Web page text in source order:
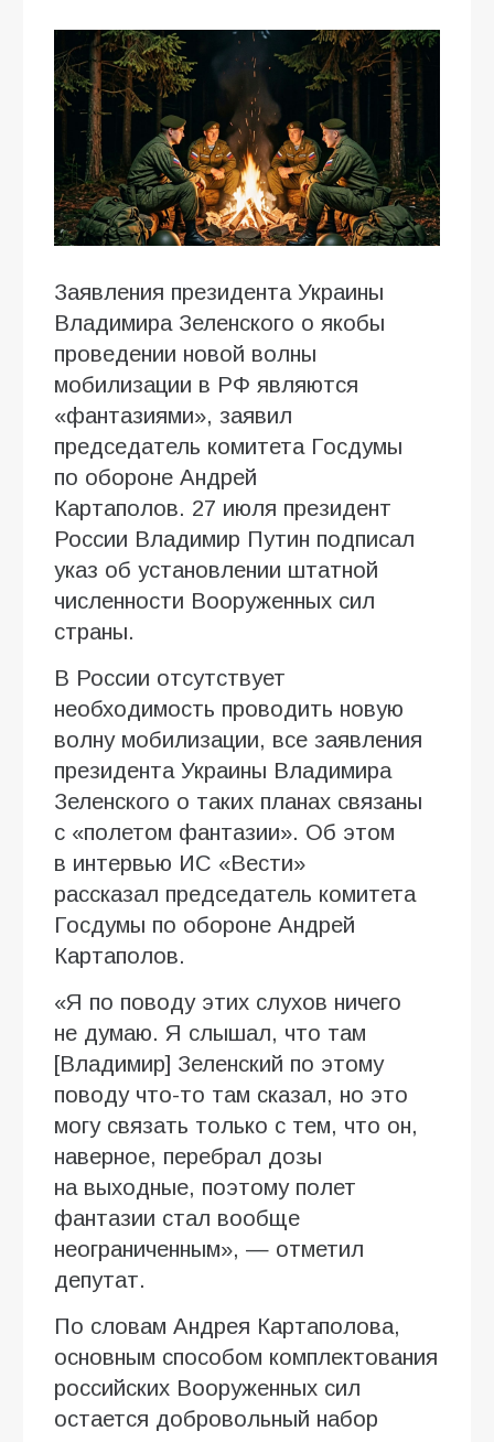
Заявления президента Украины
Владимира Зеленского о якобы
проведении новой волны
мобилизации в РФ являются
«фантазиями», заявил
председатель комитета Госдумы
по обороне Андрей
Картаполов. 27 июля президент
России Владимир Путин подписал
указ об установлении штатной
численности Вооруженных сил
страны.
В России отсутствует
необходимость проводить новую
волну мобилизации, все заявления
президента Украины Владимира
Зеленского о таких планах связаны
с «полетом фантазии». Об этом
в интервью ИC «Вести»
рассказал председатель комитета
Госдумы по обороне Андрей
Картаполов.
«Я по поводу этих слухов ничего
не думаю. Я слышал, что там
[Владимир] Зеленский по этому
поводу что-то там сказал, но это
могу связать только с тем, что он,
наверное, перебрал дозы
на выходные, поэтому полет
фантазии стал вообще
неограниченным», — отметил
депутат.
По словам Андрея Картаполова,
основным способом комплектования
российских Вооруженных сил
остается добровольный набор